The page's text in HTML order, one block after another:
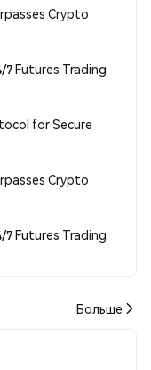
Crypto
7 Futures Trading
for Secure
Crypto
7 Futures Trading
Больше